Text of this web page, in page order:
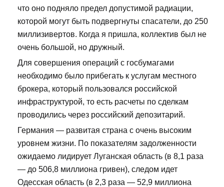
что оно подняло предел допустимой радиации,
которой могут быть подвергнуты спасатели, до 250
миллизивертов. Когда я пришла, коллектив был не
очень большой, но дружный.
Для совершения операций с госбумагами
необходимо было прибегать к услугам местного
брокера, который пользовался российской
инфраструктурой, то есть расчеты по сделкам
проводились через российский депозитарий.
Германия — развитая страна с очень высоким
уровнем жизни. По показателям задолженности
ожидаемо лидирует Луганская область (в 8,1 раза
— до 506,8 миллиона гривен), следом идет
Одесская область (в 2,3 раза — 52,9 миллиона